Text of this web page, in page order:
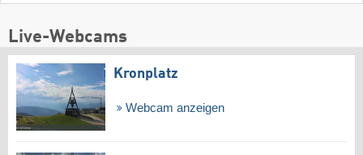
Live-Webcams
Kronplatz
Webcam anzeigen